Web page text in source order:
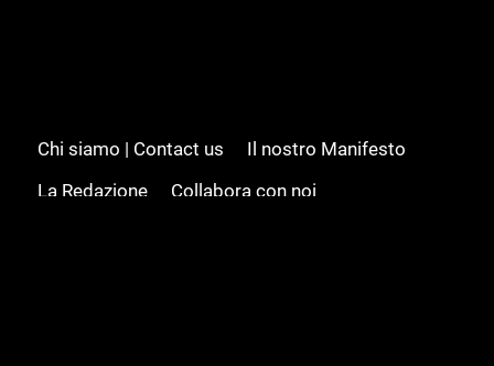
Chi siamo | Contact us
Il nostro Manifesto
La Redazione
Collabora con noi